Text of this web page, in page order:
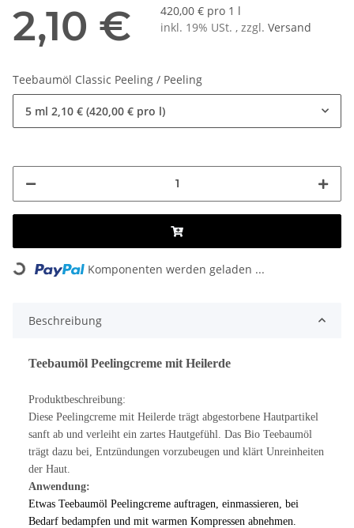
2,10 €
420,00 € pro 1 l
inkl. 19% USt. , zzgl. Versand
Teebaumöl Classic Peeling / Peeling
5 ml 2,10 € (420,00 € pro l)
Loading... Komponenten werden geladen ...
Beschreibung
Teebaumöl Peelingcreme mit Heilerde
Produktbeschreibung:
Diese Peelingcreme mit Heilerde trägt abgestorbene Hautpartikel
sanft ab und verleiht ein zartes Hautgefühl. Das Bio Teebaumöl
trägt dazu bei, Entzündungen vorzubeugen und klärt Unreinheiten
der Haut.
Anwendung:
Etwas Teebaumöl Peelingcreme auftragen, einmassieren, bei
Bedarf bedampfen und mit warmen Kompressen abnehmen.